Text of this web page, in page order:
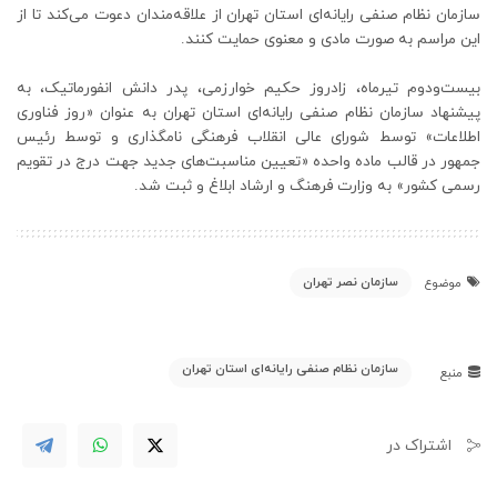
سازمان نظام صنفی رایانه‌ای استان تهران از علاقه‌مندان دعوت می‌کند تا از
این مراسم به صورت مادی و معنوی حمایت کنند.
بیست‌ودوم تیرماه، زادروز حکیم خوارزمی، پدر دانش انفورماتیک، به
پیشنهاد سازمان نظام صنفی رایانه‌ای استان تهران به عنوان «روز فناوری
اطلاعات» توسط شورای عالی انقلاب فرهنگی نامگذاری و توسط رئیس
جمهور در قالب ماده واحده «تعیین مناسبت‌های جدید جهت درج در تقویم
رسمی کشور» به وزارت فرهنگ و ارشاد ابلاغ و ثبت شد.
موضوع سازمان نصر تهران
منبع سازمان نظام صنفی رایانه‌ای استان تهران
اشتراک در